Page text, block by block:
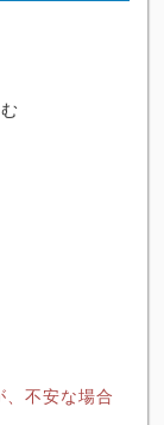
不安な場合